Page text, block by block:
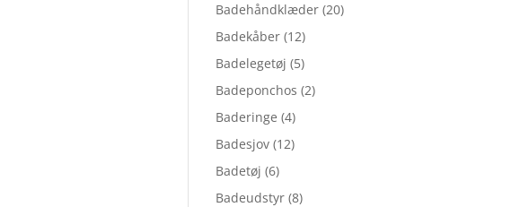
Badehåndklæder (20)
Badekåber (12)
Badelegetøj (5)
Badeponchos (2)
Baderinge (4)
Badesjov (12)
Badetøj (6)
Badeudstyr (8)